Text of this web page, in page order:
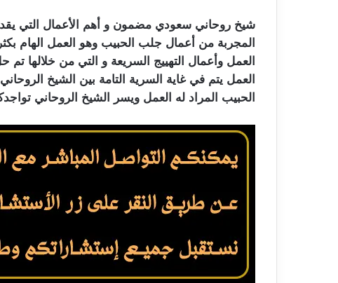
شيخ روحاني سعودي مضمون و أهم الأعمال التي
المجربة من أعمال جلب الحبيب وهو العمل الهام
العمل وأعمال التهييج السريعة و التي من خلالها
العمل يتم في غاية السرية التامة بين الشيخ
الحبيب المراد له العمل ويسر الشيخ الروحاني